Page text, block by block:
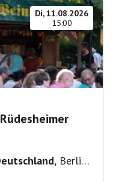
Di, 11.08.2026
15:00
, Berlin-